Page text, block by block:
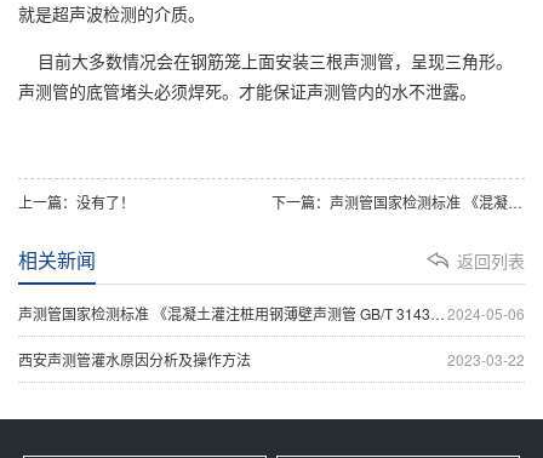
就是超声波检测的介质。
目前大多数情况会在钢筋笼上面安装三根声测管，呈现三角形。
声测管的底管堵头必须焊死。才能保证声测管内的水不泄露。
上一篇：没有了！ 下一篇：声测管国家检测标准 《混凝土灌注桩用钢薄壁声测管 GB/T 31438-2015》
返回列表
相关新闻
2024-05-06
声测管国家检测标准 《混凝土灌注桩用钢薄壁声测管 GB/T 31438-2015》
2023-03-22
西安声测管灌水原因分析及操作方法